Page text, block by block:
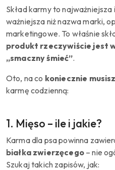
Skład karmy to
ważniejsza niż nazwa marki,
marketingowe. To właśnie
produkt rzeczywiście jest
„smaczny śmieć”.
Oto, na co koniecznie
karmę codzienną:
1. Mięso – ile i jakie?
Karma dla psa powinna
białka zwierzęcego– nie
Szukaj takich zapisów, jak: